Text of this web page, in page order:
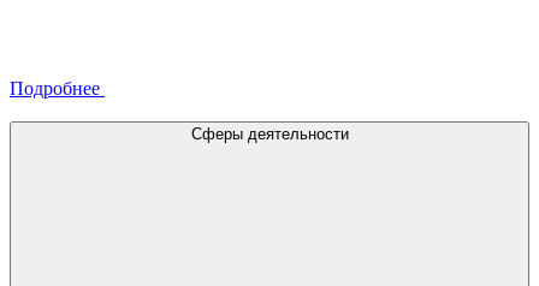
Подробнее
Сферы деятельности